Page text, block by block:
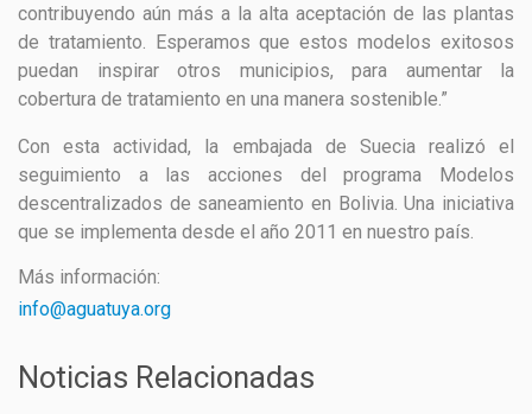
Noticias Relacionadas
contribuyendo aún más a la alta aceptación de las plantas
de tratamiento. Esperamos que estos modelos exitosos
puedan inspirar otros municipios, para aumentar la
cobertura de tratamiento en una manera sostenible.”
Con esta actividad, la embajada de Suecia realizó el
seguimiento a las acciones del programa Modelos
descentralizados de saneamiento en Bolivia. Una iniciativa
que se implementa desde el año 2011 en nuestro país.
Más información:
info@aguatuya.org